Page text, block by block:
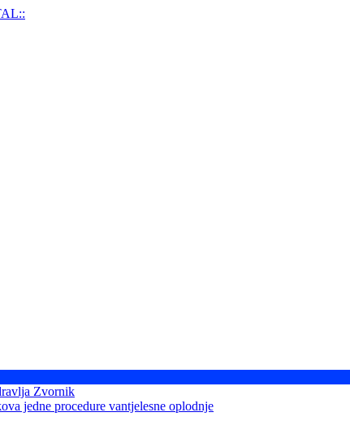
Zvornik
jedne procedure vantjelesne oplodnje